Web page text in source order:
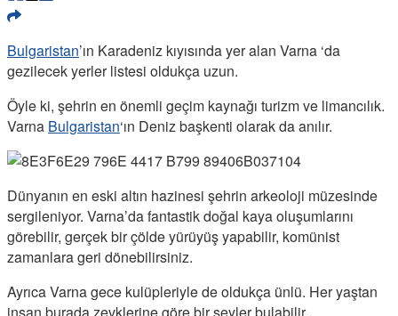
Bulgaristan’ın Karadeniz kıyısında yer alan Varna ‘da
gezilecek yerler listesi oldukça uzun.
Öyle ki, şehrin en önemli geçim kaynağı turizm ve limancılık.
Varna Bulgaristan‘ın Deniz başkenti olarak da anılır.
Dünyanın en eski altın hazinesi şehrin arkeoloji müzesinde
sergileniyor. Varna’da fantastik doğal kaya oluşumlarını
görebilir, gerçek bir çölde yürüyüş yapabilir, komünist
zamanlara geri dönebilirsiniz.
Ayrıca Varna gece kulüpleriyle de oldukça ünlü. Her yaştan
insan burada zevklerine göre bir şeyler bulabilir.